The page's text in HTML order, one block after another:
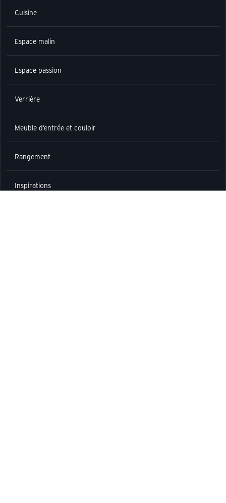
Cuisine
Espace malin
Espace passion
Verrière
Meuble d’entrée et couloir
Rangement
Inspirations